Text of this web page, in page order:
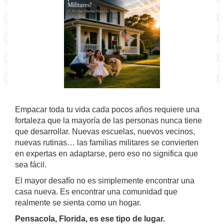
Empacar toda tu vida cada pocos años requiere una
fortaleza que la mayoría de las personas nunca tiene
que desarrollar. Nuevas escuelas, nuevos vecinos,
nuevas rutinas… las familias militares se convierten
en expertas en adaptarse, pero eso no significa que
sea fácil.
El mayor desafío no es simplemente encontrar una
casa nueva. Es encontrar una comunidad que
realmente se sienta como un hogar.
Pensacola, Florida, es ese tipo de lugar.